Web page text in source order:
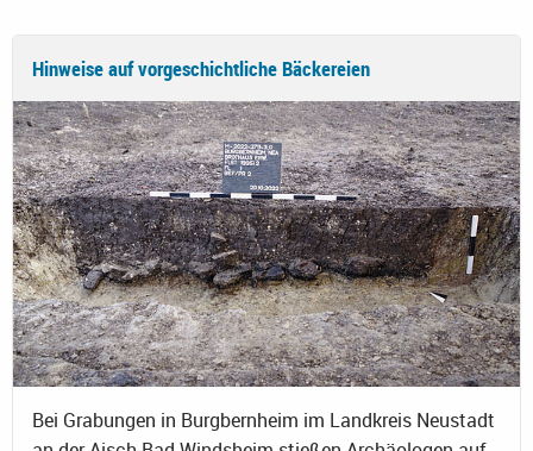
Hinweise auf vorgeschichtliche Bäckereien
Bei Grabungen in Burgbernheim im Landkreis Neustadt